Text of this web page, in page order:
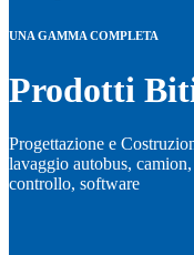
UNA GAMMA COMPLETA
Prodotti
Progettazione e
lavaggio autobus,
controllo, software